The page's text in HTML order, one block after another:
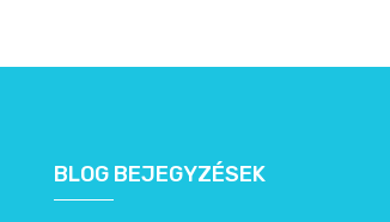
BLOG BEJEGYZÉSEK